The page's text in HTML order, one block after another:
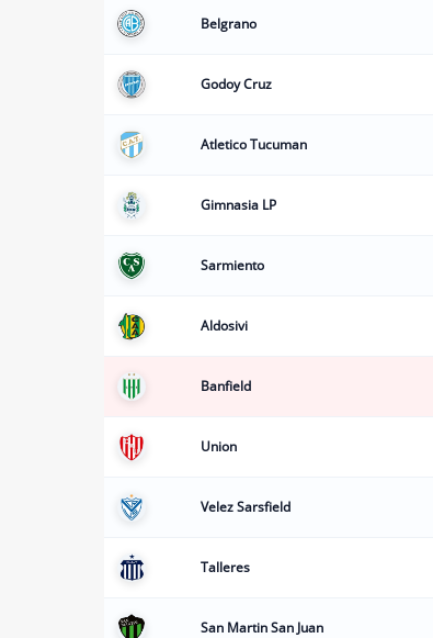
Belgrano
Godoy Cruz
Atletico Tucuman
Gimnasia LP
Sarmiento
Aldosivi
Banfield
Union
Velez Sarsfield
Talleres
San Martin San Juan